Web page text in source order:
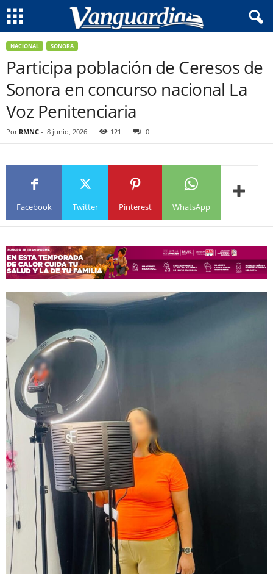
NACIONAL SONORA
Participa población de Ceresos de
Sonora en concurso nacional La
Voz Penitenciaria
Por RMNC - 8 junio, 2026 121 0
Facebook Twitter Pinterest WhatsApp